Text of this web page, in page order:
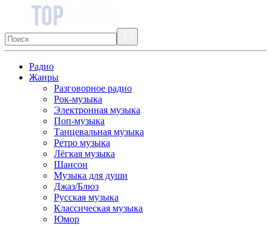
Радио
Жанры
Разговорное радио
Рок-музыка
Электронная музыка
Поп-музыка
Танцевальная музыка
Ретро музыка
Лёгкая музыка
Шансон
Музыка для души
Джаз/Блюз
Русская музыка
Классическая музыка
Юмор